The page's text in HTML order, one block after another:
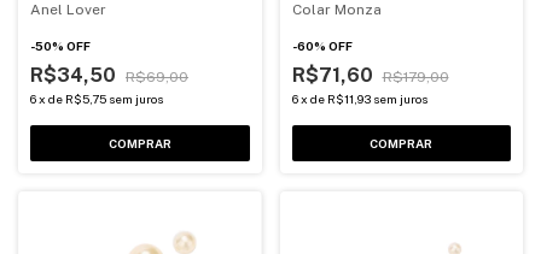
Anel Lover
-50% OFF
R$34,50 R$69,00
6x de R$5,75 sem juros
COMPRAR
Colar Monza
-60% OFF
R$71,60 R$179,00
6 x de R$11,93 sem juros
COMPRAR